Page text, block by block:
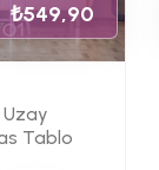
₺549,90
Tablo